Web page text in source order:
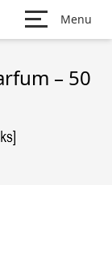
Menu
– 50